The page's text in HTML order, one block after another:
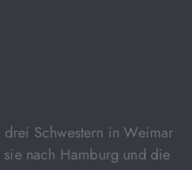
Schwestern in Weimar
nach Hamburg und die